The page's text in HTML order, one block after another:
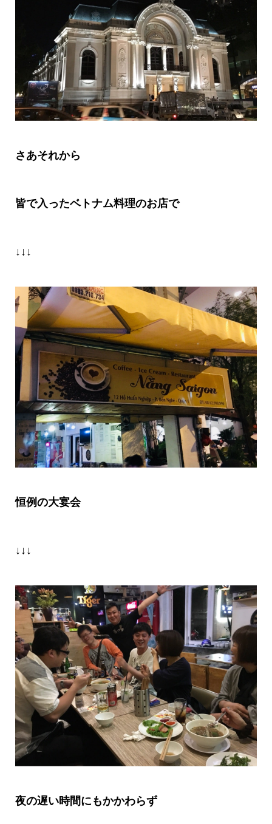
さあそれから
皆で入ったベトナム料理のお店で
↓↓↓
恒例の大宴会
↓↓↓
夜の遅い時間にもかかわらず